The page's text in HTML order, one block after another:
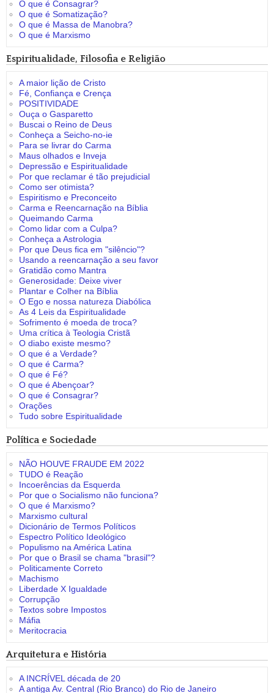
O que é Consagrar?
O que é Somatização?
O que é Massa de Manobra?
O que é Marxismo
Espiritualidade, Filosofia e Religião
A maior lição de Cristo
Fé, Confiança e Crença
POSITIVIDADE
Ouça o Gasparetto
Buscai o Reino de Deus
Conheça a Seicho-no-ie
Para se livrar do Carma
Maus olhados e Inveja
Depressão e Espiritualidade
Por que reclamar é tão prejudicial
Como ser otimista?
Espiritismo e Preconceito
Carma e Reencarnação na Bíblia
Queimando Carma
Como lidar com a Culpa?
Conheça a Astrologia
Por que Deus fica em "silêncio"?
Usando a reencarnação a seu favor
Gratidão como Mantra
Generosidade: Deixe viver
Plantar e Colher na Bíblia
O Ego e nossa natureza Diabólica
As 4 Leis da Espiritualidade
Sofrimento é moeda de troca?
Uma crítica à Teologia Cristã
O diabo existe mesmo?
O que é a Verdade?
O que é Carma?
O que é Fé?
O que é Abençoar?
O que é Consagrar?
Orações
Tudo sobre Espiritualidade
Política e Sociedade
NÃO HOUVE FRAUDE EM 2022
TUDO é Reação
Incoerências da Esquerda
Por que o Socialismo não funciona?
O que é Marxismo?
Marxismo cultural
Dicionário de Termos Políticos
Espectro Político Ideológico
Populismo na América Latina
Por que o Brasil se chama "brasil"?
Politicamente Correto
Machismo
Liberdade X Igualdade
Corrupção
Textos sobre Impostos
Máfia
Meritocracia
Arquitetura e História
A INCRÍVEL década de 20
A antiga Av. Central (Rio Branco) do Rio de Janeiro